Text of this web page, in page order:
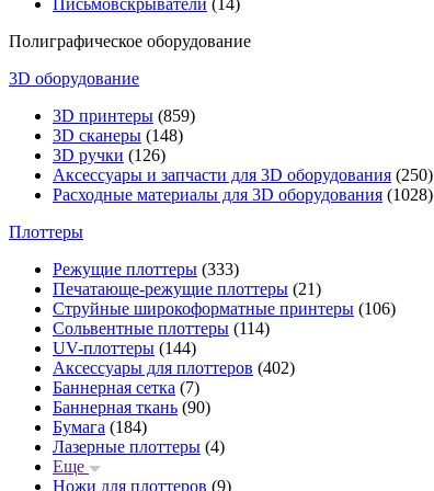
Письмовскрыватели (14)
Полиграфическое оборудование
3D оборудование
3D принтеры (859)
3D сканеры (148)
3D ручки (126)
Аксессуары и запчасти для 3D оборудования (250)
Расходные материалы для 3D оборудования (1028)
Плоттеры
Режущие плоттеры (333)
Печатающе-режущие плоттеры (21)
Струйные широкоформатные принтеры (106)
Сольвентные плоттеры (114)
UV-плоттеры (144)
Аксессуары для плоттеров (402)
Баннерная сетка (7)
Баннерная ткань (90)
Бумага (184)
Лазерные плоттеры (4)
Еще
Ножи для плоттеров (9)